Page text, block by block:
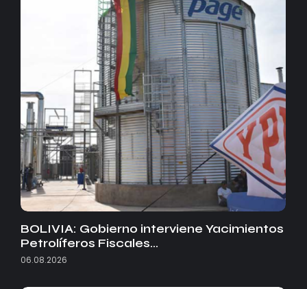
BOLIVIA: Gobierno interviene Yacimientos
Petrolíferos Fiscales…
06.08.2026